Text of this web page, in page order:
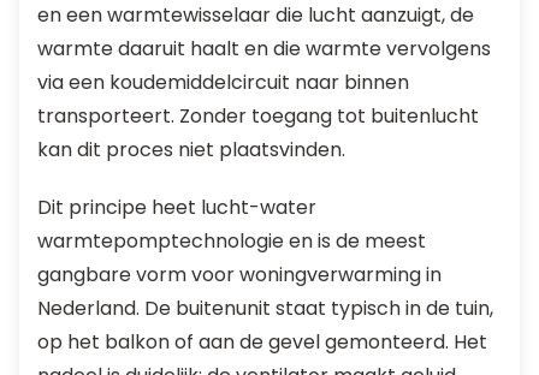
en een warmtewisselaar die lucht aanzuigt, de
warmte daaruit haalt en die warmte vervolgens
via een koudemiddelcircuit naar binnen
transporteert. Zonder toegang tot buitenlucht
kan dit proces niet plaatsvinden.
Dit principe heet lucht-water
warmtepomptechnologie en is de meest
gangbare vorm voor woningverwarming in
Nederland. De buitenunit staat typisch in de tuin,
op het balkon of aan de gevel gemonteerd. Het